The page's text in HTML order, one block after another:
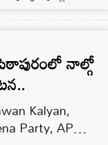
ఆయన
అని
కోసం చర్చికి
తాను
అన్నారు. ఇక, మా
గౌరవించేవారు.. అన్ని
అంతేకాదు..
నేను వెళ్లానని…
నాల్గో
Kalyan,
Party, AP